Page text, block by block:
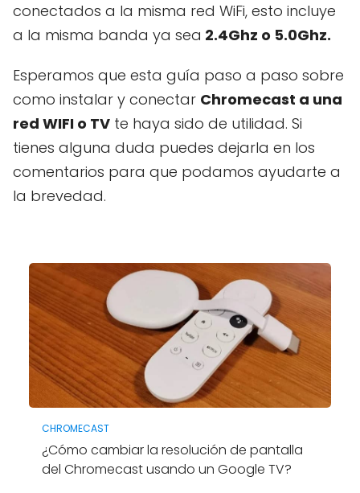
conectados a la misma red WiFi, esto incluye
a la misma banda ya sea 2.4Ghz o 5.0Ghz.
Esperamos que esta guía paso a paso sobre
como instalar y conectar Chromecast a una
red WIFI o TV te haya sido de utilidad. Si
tienes alguna duda puedes dejarla en los
comentarios para que podamos ayudarte a
la brevedad.
CHROMECAST
¿Cómo cambiar la resolución de pantalla
del Chromecast usando un Google TV?